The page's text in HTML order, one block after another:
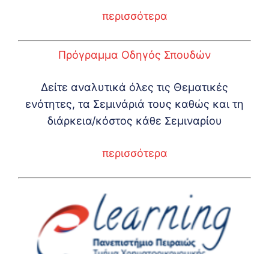
περισσότερα
Πρόγραμμα Οδηγός Σπουδών
Δείτε αναλυτικά όλες τις Θεματικές
ενότητες, τα Σεμινάριά τους καθώς και τη
διάρκεια/κόστος κάθε Σεμιναρίου
περισσότερα